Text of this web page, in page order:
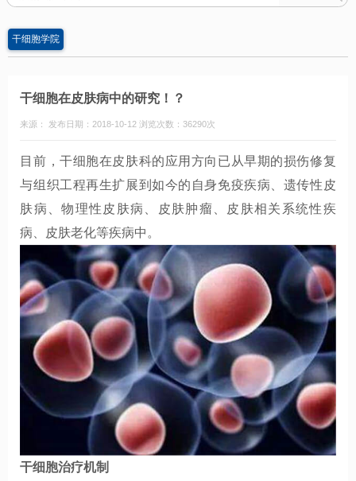
干细胞学院
干细胞在皮肤病中的研究！？
来源： 发布日期：2018-10-12 浏览次数：36290次
目前，干细胞在皮肤科的应用方向已从早期的损伤修复
与组织工程再生扩展到如今的自身免疫疾病、遗传性皮
肤病、物理性皮肤病、皮肤肿瘤、皮肤相关系统性疾
病、皮肤老化等疾病中。
干细胞治疗机制